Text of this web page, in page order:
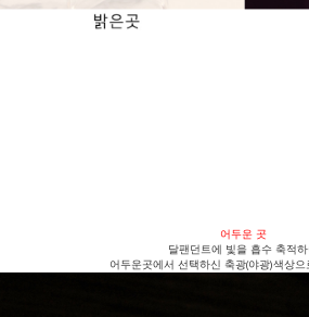
어두운 곳
달팬던트에 빛을 흡수 축적하
어두운곳에서 선택하신 축광(야광)색상